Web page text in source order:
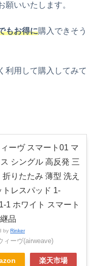
願いいたします。
もお得に購入できそう
利用して購入してみて
ーヴ スマート01 マ
シングル 高反発 三
折りたたみ 薄型 洗え
トレスパッド 1-
1 ホワイト スマート
品
by Rinker
ィーヴ(airweave)
楽天市場